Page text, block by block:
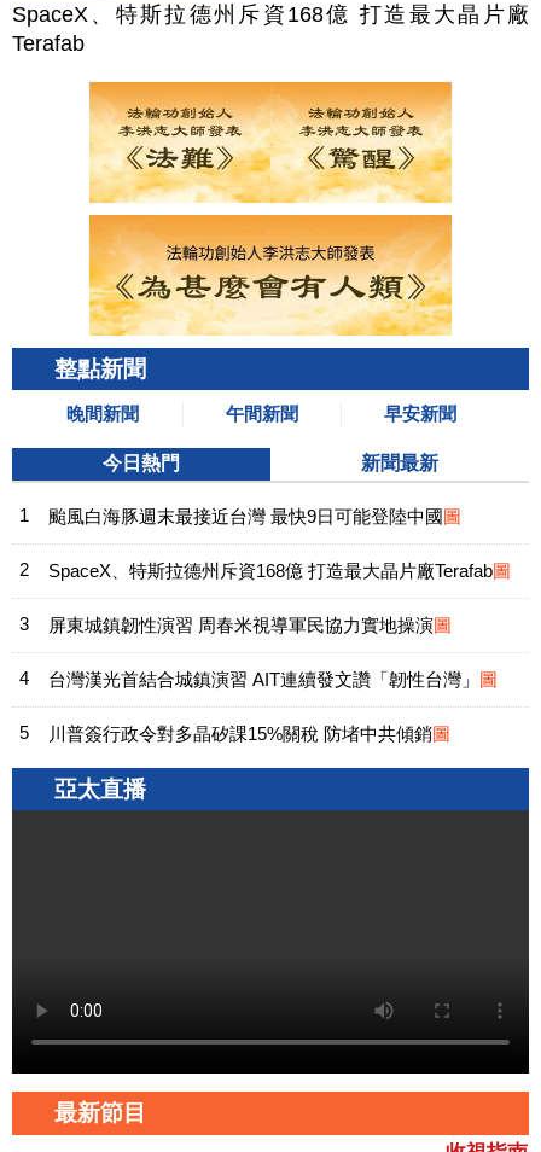
SpaceX、特斯拉德州斥資168億 打造最大晶片廠
Terafab
整點新聞
晚間新聞 午間新聞 早安新聞
今日熱門 新聞最新
颱風白海豚週末最接近台灣 最快9日可能登陸中國圖
SpaceX、特斯拉德州斥資168億 打造最大晶片廠Terafab圖
屏東城鎮韌性演習 周春米視導軍民協力實地操演圖
台灣漢光首結合城鎮演習 AIT連續發文讚「韌性台灣」 圖
川普簽行政令對多晶矽課15%關稅 防堵中共傾銷圖
亞太直播
最新節目